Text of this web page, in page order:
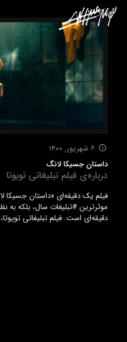
۶ شهریور, ۱۴۰۰
داستان جسیکا لانگ
درباره‌ی فیلم تبلیغاتی تویوتا
فیلم یک دقیقه‌ای «داستان جسیکا
موثرترین #تبلیغات سال، بلکه به
دقیقه‌ای است. فیلم تبلیغاتی